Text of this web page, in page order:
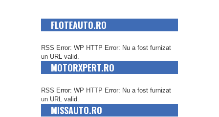
FLOTEAUTO.RO
RSS Error: WP HTTP Error: Nu a fost furnizat
un URL valid.
MOTORXPERT.RO
RSS Error: WP HTTP Error: Nu a fost furnizat
un URL valid.
MISSAUTO.RO